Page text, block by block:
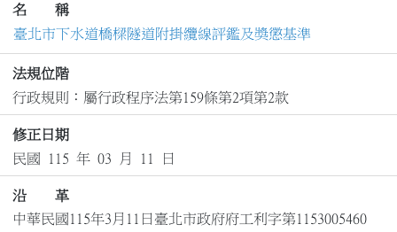
名 稱
臺北市下水道橋樑隧道附掛纜線評鑑及獎懲基準
法規位階
行政規則：屬行政程序法第159條第2項第2款
修正日期
民國 115 年 03 月 11 日
沿 革
中華民國115年3月11日臺北市政府府工利字第1153005460